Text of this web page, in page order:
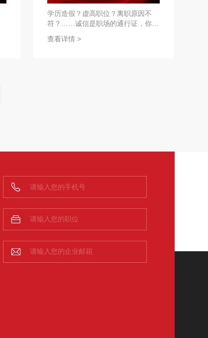
学历造假？虚高职位？离职原因不
符？……诚信是职场的通行证，你认
查看详情 >